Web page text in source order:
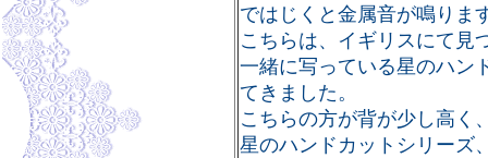
ではじくと金属音が鳴りま
こちらは、イギリスにて見
一緒に写っている星のハン
てきました。
こちらの方が背が少し高く
星のハンドカットシリーズ